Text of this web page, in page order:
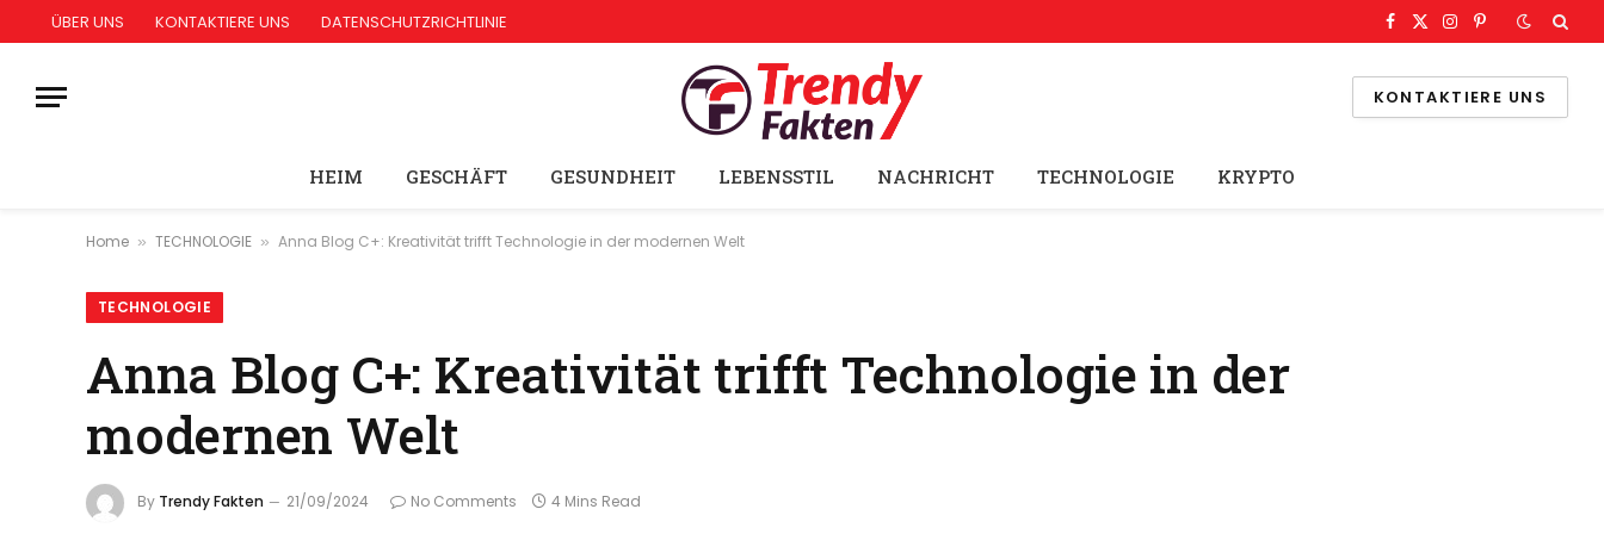
ÜBER UNS KONTAKTIERE UNS DATENSCHUTZRICHTLINIE Facebook
X
Instagram
Pinterest
KONTAKTIERE UNS
HEIM GESCHÄFT GESUNDHEIT LEBENSSTIL NACHRICHT TECHNOLOGIE KRYPTO
Home » TECHNOLOGIE » Anna Blog C+: Kreativität trifft Technologie in der modernen Welt
TECHNOLOGIE
Anna Blog C+: Kreativität trifft Technologie in der
modernen Welt
By Trendy Fakten 21/09/2024 No Comments 4 Mins Read